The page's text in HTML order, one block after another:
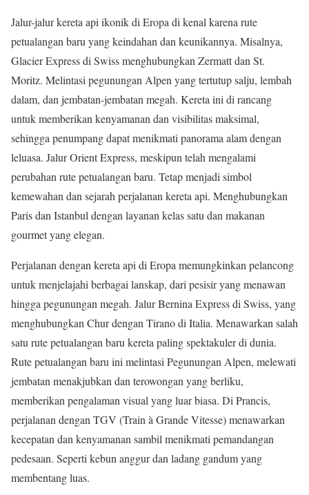
Jalur-jalur kereta api ikonik di Eropa di kenal karena rute
petualangan baru yang keindahan dan keunikannya. Misalnya,
Glacier Express di Swiss menghubungkan Zermatt dan St.
Moritz. Melintasi pegunungan Alpen yang tertutup salju, lembah
dalam, dan jembatan-jembatan megah. Kereta ini di rancang
untuk memberikan kenyamanan dan visibilitas maksimal,
sehingga penumpang dapat menikmati panorama alam dengan
leluasa. Jalur Orient Express, meskipun telah mengalami
perubahan rute petualangan baru. Tetap menjadi simbol
kemewahan dan sejarah perjalanan kereta api. Menghubungkan
Paris dan Istanbul dengan layanan kelas satu dan makanan
gourmet yang elegan.
Perjalanan dengan kereta api di Eropa memungkinkan pelancong
untuk menjelajahi berbagai lanskap, dari pesisir yang menawan
hingga pegunungan megah. Jalur Bernina Express di Swiss, yang
menghubungkan Chur dengan Tirano di Italia. Menawarkan salah
satu rute petualangan baru kereta paling spektakuler di dunia.
Rute petualangan baru ini melintasi Pegunungan Alpen, melewati
jembatan menakjubkan dan terowongan yang berliku,
memberikan pengalaman visual yang luar biasa. Di Prancis,
perjalanan dengan TGV (Train à Grande Vitesse) menawarkan
kecepatan dan kenyamanan sambil menikmati pemandangan
pedesaan. Seperti kebun anggur dan ladang gandum yang
membentang luas.